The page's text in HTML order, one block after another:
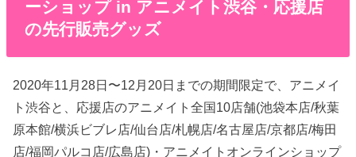
ーショップ in アニメイト渋谷・応援店
の先行販売グッズ
2020年11月28日〜12月20日までの期間限定で、アニメイ
ト渋谷と、応援店のアニメイト全国10店舗(池袋本店/秋葉
原本館/横浜ビブレ店/仙台店/札幌店/名古屋店/京都店/梅田
店/福岡パルコ店/広島店)・アニメイトオンラインショップ